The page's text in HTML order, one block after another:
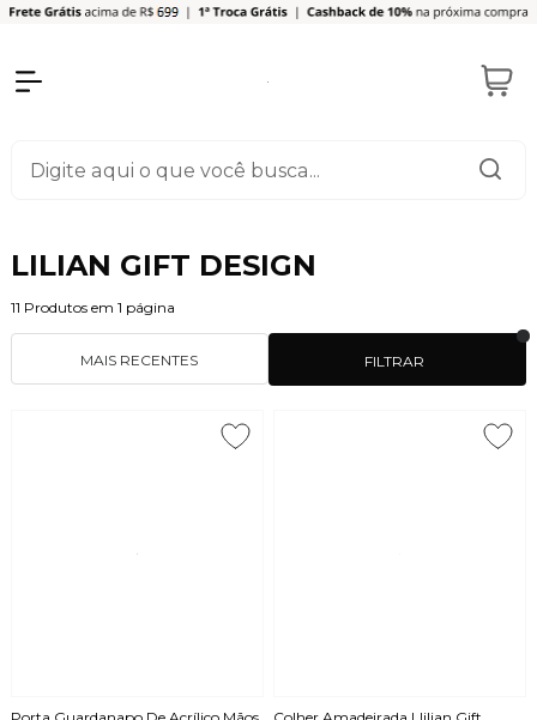
LILIAN GIFT DESIGN
11 Produtos em 1 página
FILTRAR
MAIS RECENTES